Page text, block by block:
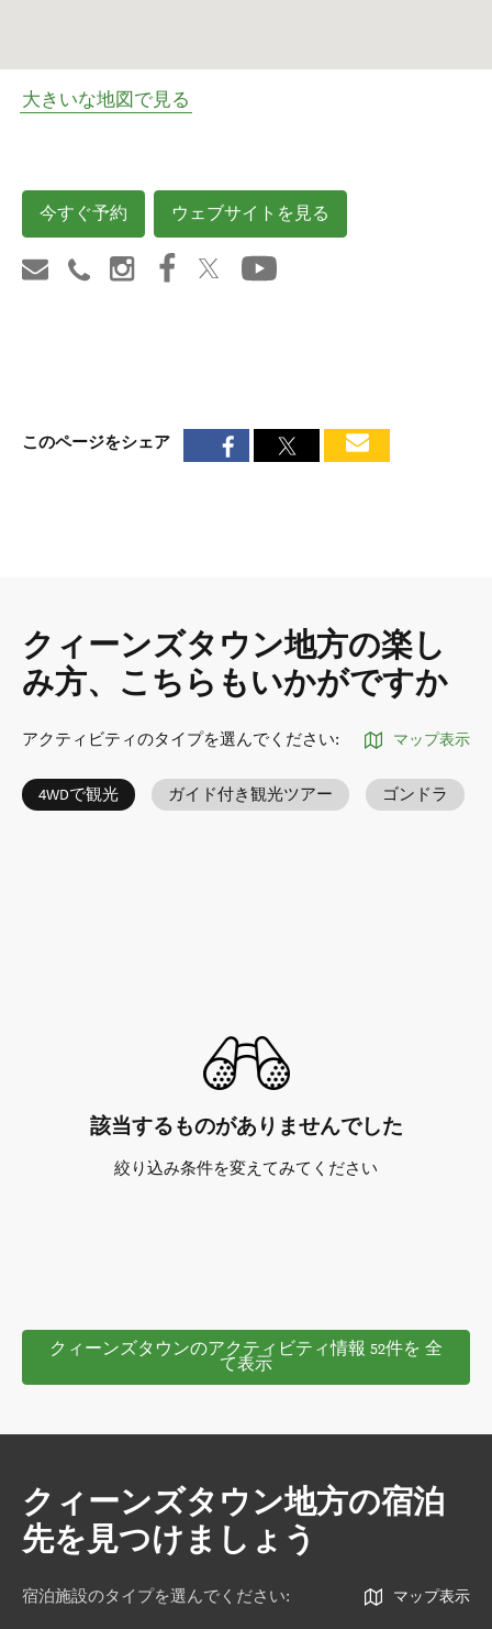
大きいな地図で見る
今すぐ予約 ウェブサイトを見る
このページをシェア
クィーンズタウン地方の楽し
み方、こちらもいかがですか
アクティビティのタイプを選んでください: マップ表示
4WDで観光 ガイド付き観光ツアー ゴンドラ
該当するものがありませんでした
絞り込み条件を変えてみてください
クィーンズタウンのアクティビティ情報 52件を 全
て表示
クィーンズタウン地方の宿泊
先を見つけましょう
宿泊施設のタイプを選んでください: マップ表示